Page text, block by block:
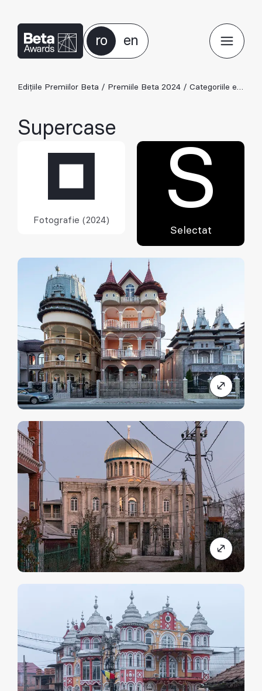
ro en
Edițiile Premiilor Beta / Premiile Beta 2024 / Categoriile ediției 2024
Supercase
Fotografie (2024) S
Selectat